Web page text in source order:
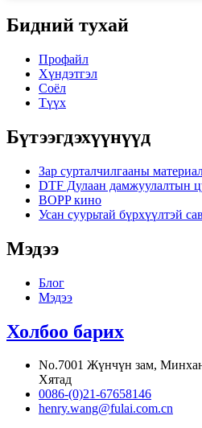
Бидний тухай
Профайл
Хүндэтгэл
Соёл
Түүх
Бүтээгдэхүүнүүд
Зар сурталчилгааны
DTF Дулаан дамжуулалтын
BOPP кино
Усан суурьтай бүрхүүлтэй
Мэдээ
Блог
Мэдээ
Холбоо барих
No.7001 Жүнчүн зам,
Хятад
0086-(0)21-67658146
henry.wang@fulai.com.cn